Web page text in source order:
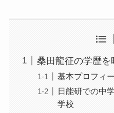
桑田龍征の学歴を
基本プロフィ
日能研での中
学校